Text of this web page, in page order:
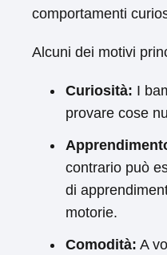
comportamenti
Alcuni dei motivi
Curiosità: I
provare cose
contrario può
di
motorie.
Comodità: A